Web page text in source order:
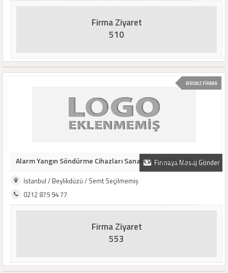
Firma Ziyaret
510
BRONZ FİRMA
Firmaya Mesaj Gönder
Alarm Yangın Söndürme Cihazları Sanayi Ve Tic. Ltd. Ltd.
İstanbul / Beylikdüzü / Semt Seçilmemiş
0212 875 94 77
Firma Ziyaret
553